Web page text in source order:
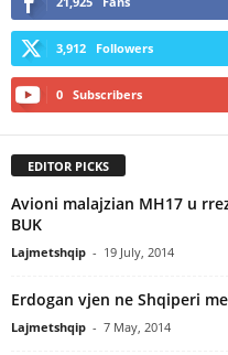
3,912 Followers
0 Subscribers
EDITOR PICKS
Avioni malajzian MH17 u
BUK
Lajmetshqip - 19 July, 2014
Erdogan vjen ne Shqiperi
Lajmetshqip - 7 May, 2014